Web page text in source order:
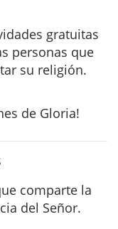
gratuitas
personas que
su religión.
de Gloria!
comparte la
del Señor.